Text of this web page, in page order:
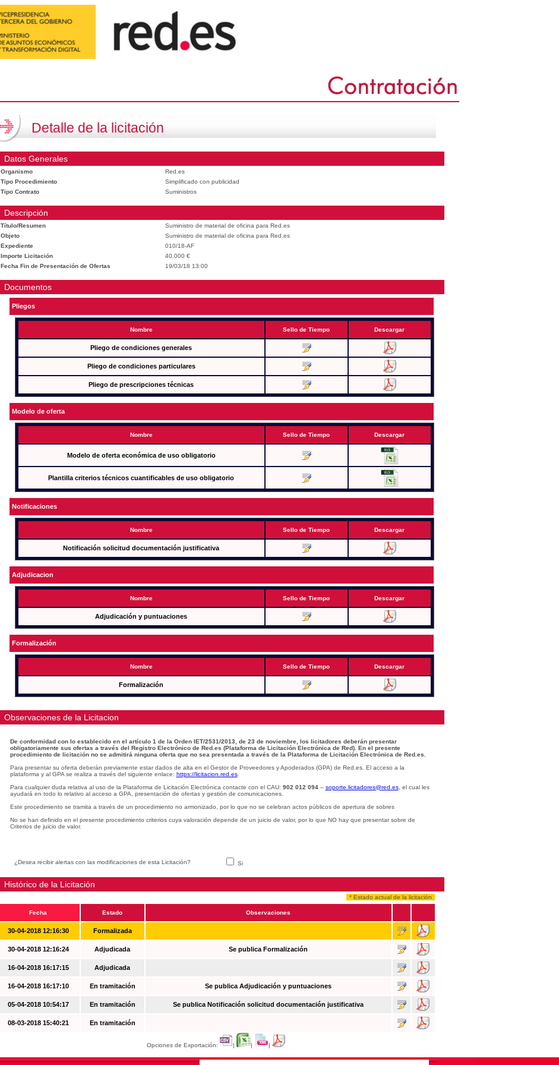
Detalle de la licitación
Datos Generales
Organismo
Red.es
Tipo Procedimiento
Simplificado con publicidad
Tipo Contrato
Suministros
Descripción
Título/Resumen
Suministro de material de oficina para Red.es
Objeto
Suministro de material de oficina para Red.es
Expediente
010/18-AF
Importe Licitación
40.000 €
Fecha Fin de Presentación de Ofertas
19/03/18 13:00
Documentos
Pliegos
Nombre Sello de Tiempo Descargar
Pliego de condiciones generales
Pliego de condiciones particulares
Pliego de prescripciones técnicas
Modelo de oferta
Nombre Sello de Tiempo Descargar
Modelo de oferta económica de uso obligatorio
Plantilla criterios técnicos cuantificables de uso obligatorio
Notificaciones
Nombre Sello de Tiempo Descargar
Notificación solicitud documentación justificativa
Adjudicacion
Nombre Sello de Tiempo Descargar
Adjudicación y puntuaciones
Formalización
Nombre Sello de Tiempo Descargar
Formalización
Observaciones de la Licitacion
De conformidad con lo establecido en el artículo 1 de la Orden IET/2531/2013, de 23 de noviembre, los licitadores deberán presentar
obligatoriamente sus ofertas a través del Registro Electrónico de Red.es (Plataforma de Licitación Electrónica de Red). En el presente
procedimiento de licitación no se admitirá ninguna oferta que no sea presentada a través de la Plataforma de Licitación Electrónica de Red.es.
Para presentar su oferta deberán previamente estar dados de alta en el Gestor de Proveedores y Apoderados (GPA) de Red.es. El acceso a la
plataforma y al GPA se realiza a través del siguiente enlace: https://licitacion.red.es.
Para cualquier duda relativa al uso de la Plataforma de Licitación Electrónica contacte con el CAU: 902 012 094– soporte.licitadores@red.es, el cual les
ayudará en todo lo relativo al acceso a GPA, presentación de ofertas y gestión de comunicaciones.
Este procedimiento se tramita a través de un procedimiento no armonizado, por lo que no se celebran actos públicos de apertura de sobres
No se han definido en el presente procedimiento criterios cuya valoración depende de un juicio de valor, por lo que NO hay que presentar sobre de
Criterios de juicio de valor.
¿Desea recibir alertas con las modificaciones de esta Licitación? Si
Histórico de la Licitación
* Estado actual de la licitación
Fecha Estado Observaciones
30-04-2018 12:16:30 Formalizada
30-04-2018 12:16:24 Adjudicada Se publica Formalización
16-04-2018 16:17:15 Adjudicada
16-04-2018 16:17:10 En tramitación Se publica Adjudicación y puntuaciones
05-04-2018 10:54:17 En tramitación Se publica Notificación solicitud documentación justificativa
08-03-2018 15:40:21 En tramitación
Opciones de Exportación: | | |